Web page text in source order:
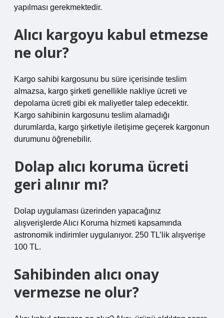
yapılması gerekmektedir.
Alıcı kargoyu kabul etmezse
ne olur?
Kargo sahibi kargosunu bu süre içerisinde teslim
almazsa, kargo şirketi genellikle nakliye ücreti ve
depolama ücreti gibi ek maliyetler talep edecektir.
Kargo sahibinin kargosunu teslim alamadığı
durumlarda, kargo şirketiyle iletişime geçerek kargonun
durumunu öğrenebilir.
Dolap alıcı koruma ücreti
geri alınır mı?
Dolap uygulaması üzerinden yapacağınız
alışverişlerde Alıcı Koruma hizmeti kapsamında
astronomik indirimler uygulanıyor. 250 TL’lik alışverişe
100 TL.
Sahibinden alıcı onay
vermezse ne olur?